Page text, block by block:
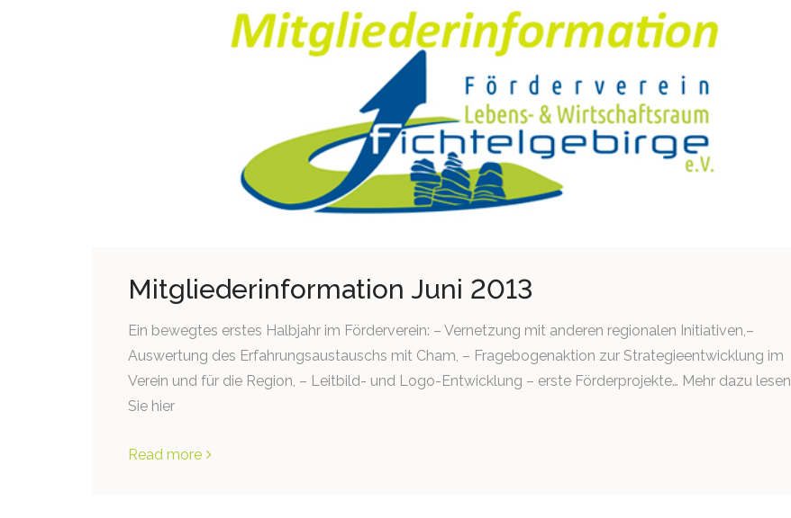
Mitgliederinformation Juni 2013
Ein bewegtes erstes Halbjahr im Förderverein: – Vernetzung mit anderen regionalen Initiativen,–
Auswertung des Erfahrungsaustauschs mit Cham, – Fragebogenaktion zur Strategieentwicklung im
Verein und für die Region, – Leitbild- und Logo-Entwicklung – erste Förderprojekte… Mehr dazu lesen
Sie hier
Read more